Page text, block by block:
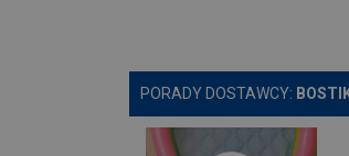
PORADY DOSTAWCY: